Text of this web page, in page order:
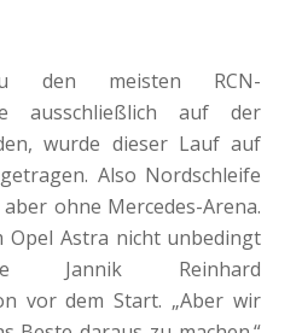
den meisten RCN-
ausschließlich auf der
wurde dieser Lauf auf
Also Nordschleife
ohne Mercedes-Arena.
Opel Astra nicht unbedingt
Jannik Reinhard
vor dem Start. „Aber wir